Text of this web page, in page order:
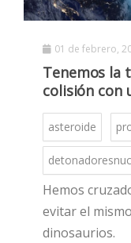
01 de febrero,
Tenemos la
colisión con
asteroide
Hemos
evitar el
dinosaurios.